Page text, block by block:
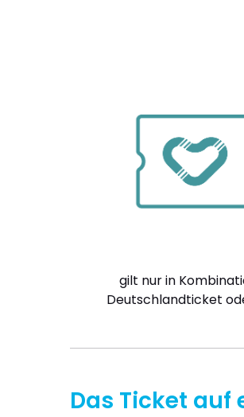
gilt nur in
Deutschlandticket
Das Ticket auf